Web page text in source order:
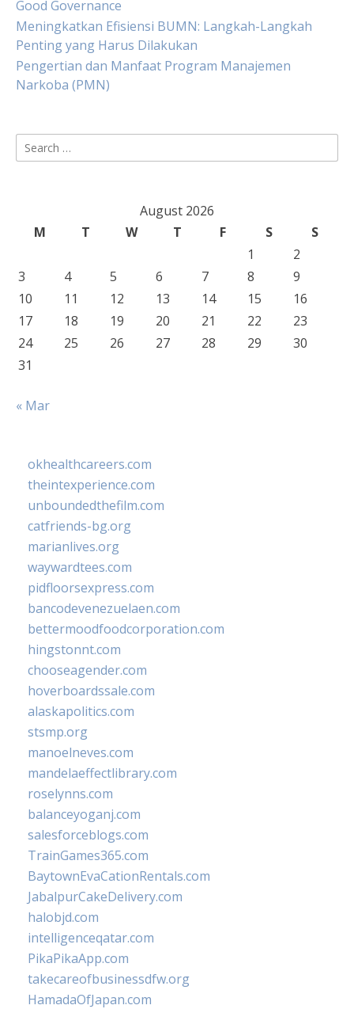
Good Governance
Meningkatkan Efisiensi BUMN: Langkah-Langkah
Penting yang Harus Dilakukan
Pengertian dan Manfaat Program Manajemen
Narkoba (PMN)
Search
for:
August 2026
M
T W T F S
S
1
2
3
4 5 6 7 8
9
10
11 12 13 14 15
16
17
18 19 20 21 22
23
24
25 26 27 28 29
30
31
« Mar
okhealthcareers.com
theintexperience.com
unboundedthefilm.com
catfriends-bg.org
marianlives.org
waywardtees.com
pidfloorsexpress.com
bancodevenezuelaen.com
bettermoodfoodcorporation.com
hingstonnt.com
chooseagender.com
hoverboardssale.com
alaskapolitics.com
stsmp.org
manoelneves.com
mandelaeffectlibrary.com
roselynns.com
balanceyoganj.com
salesforceblogs.com
TrainGames365.com
BaytownEvaCationRentals.com
JabalpurCakeDelivery.com
halobjd.com
intelligenceqatar.com
PikaPikaApp.com
takecareofbusinessdfw.org
HamadaOfJapan.com